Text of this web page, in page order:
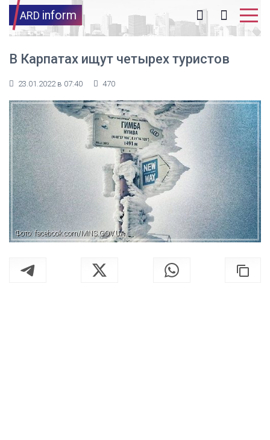
ARD inform
В Карпатах ищут четырех туристов
23.01.2022 в 07:40 470
Фото: facebook.com/MNS.GOV.UA